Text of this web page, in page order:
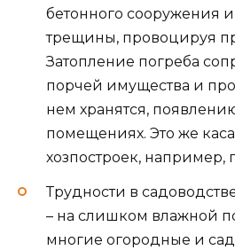
бетонного сооружения
трещины, провоцируя
Затопление погреба
порчей имущества и
нем хранятся,
помещениях. Это же
хозпостроек, например,
Трудности в
– на слишком влажной
многие огородные и